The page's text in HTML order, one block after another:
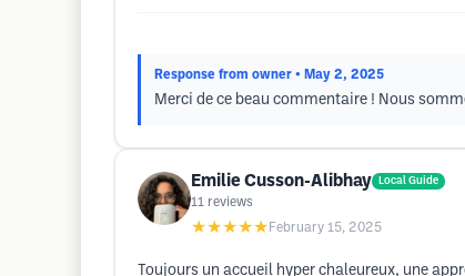
Response from owner • May 2, 2025
Merci de ce beau commentaire ! Nous
Emilie Cusson-Alibhay Local Guide
11 reviews
★★★★★ February 15, 2025
Toujours un accueil hyper chaleureux, une